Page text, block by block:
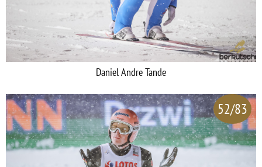
Daniel Andre Tande
52/83